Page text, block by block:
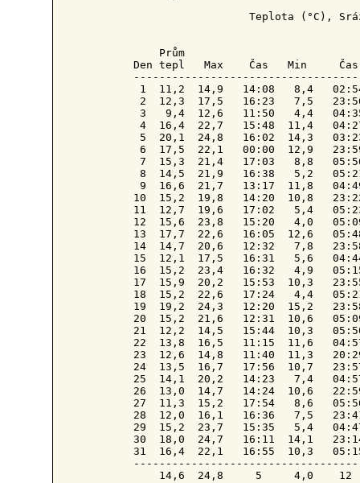
Teplota (°C),
Prům
Den tepl   Max    Čas   Min
1  11,2  14,9   14:08   8,4
2  12,3  17,5   16:23   7,5
3   9,4  12,6   11:50   4,4
4  16,4  22,7   15:48  11,4
5  20,1  24,8   16:02  14,3
6  17,5  22,1   00:00  12,9
7  15,3  21,4   17:03   8,8
8  14,5  21,9   16:38   5,2
9  16,6  21,7   13:17  11,8
10  15,2  19,8   14:20  10,8
11  12,7  19,6   17:02   5,4
12  15,6  23,8   15:20   4,0
13  17,7  22,6   16:05  12,6
14  14,7  20,6   12:32   7,8
15  12,1  17,5   16:31   5,6
16  15,2  23,4   16:32   4,9
17  15,9  20,2   15:53  10,3
18  15,2  22,6   17:24   4,4
19  19,2  24,3   12:20  15,2
20  15,2  21,6   12:31  10,6
21  12,2  14,5   15:44  10,3
22  13,8  16,5   11:15  11,6
23  12,6  14,8   11:40  11,3
24  13,5  16,7   17:56  10,7
25  14,1  20,2   14:23   7,4
26  13,0  14,7   14:24  10,6
27  11,3  15,2   17:54   8,6
28  12,0  16,1   16:36   7,5
29  15,2  23,7   15:35   5,4
30  18,0  24,7   16:11  14,1
31  16,4  22,1   16:55  10,3
14,6  24,8     5     4,0    12